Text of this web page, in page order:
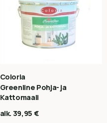
Coloria
Greenline Pohja- ja
Kattomaali
alk. 39,95 €